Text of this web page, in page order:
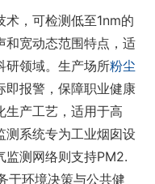
，可检测低至1nm的
和宽动态范围特点，适
研领域。生产场所粉尘
即报警，保障职业健康
生产工艺，适用于高
测系统专为工业烟囱设
监测网络则支持PM2.
于环境决策与公共健